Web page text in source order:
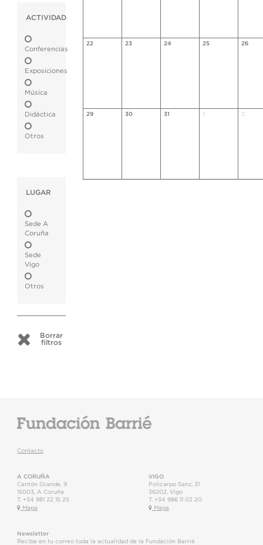
ACTIVIDAD
Conferencias
Exposiciones
Música
Didáctica
Otros
LUGAR
Sede A
Coruña
Sede
Vigo
Otros
Borrar
filtros
22 23 24 25 26
29 30 31 2
Contacto
A CORUÑA
Cantón Grande, 9
15003
A Coruña
T. +34 981 22 15 25
Mapa
VIGO
Policarpo Sanz, 31
36202 Vigo
T. +34 986 11 02 20
Mapa
Newsletter
Recibe en tu correo toda la actualidad de la Fundación Barrié